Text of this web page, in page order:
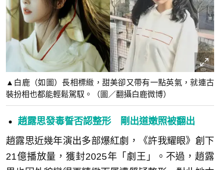
▲白鹿（如圖）長相標緻，甜美卻又帶有一點英氣，就連古
裝扮相也都能輕鬆駕馭。（圖／翻攝白鹿微博）
趙露思發毒誓否認整形 剛出道嫩照被翻出
趙露思近幾年演出多部爆紅劇，《許我耀眼》創下
21億播放量，獲封2025年「劇王」。不過，趙露